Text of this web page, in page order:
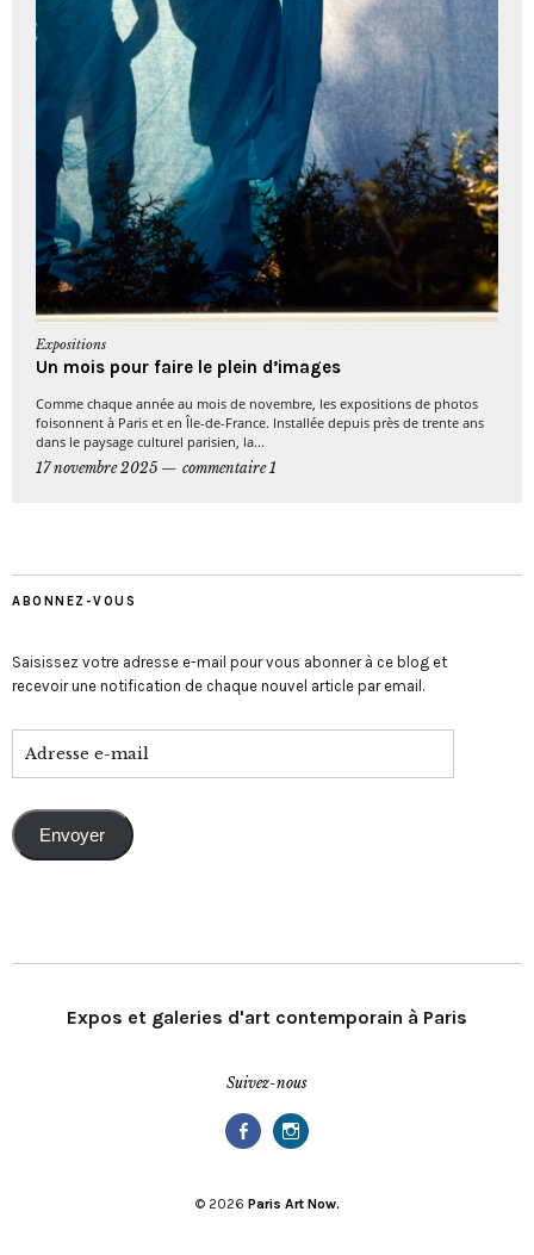
Expositions
Un mois pour faire le plein d’images
Comme chaque année au mois de novembre, les expositions de photos
foisonnent à Paris et en Île-de-France. Installée depuis près de trente ans
dans le paysage culturel parisien, la...
17 novembre 2025
commentaire 1
ABONNEZ-VOUS
Saisissez votre adresse e-mail pour vous abonner à ce blog et
recevoir une notification de chaque nouvel article par email.
Envoyer
Expos et galeries d'art contemporain à Paris
Suivez-nous
© 2026 Paris Art Now.